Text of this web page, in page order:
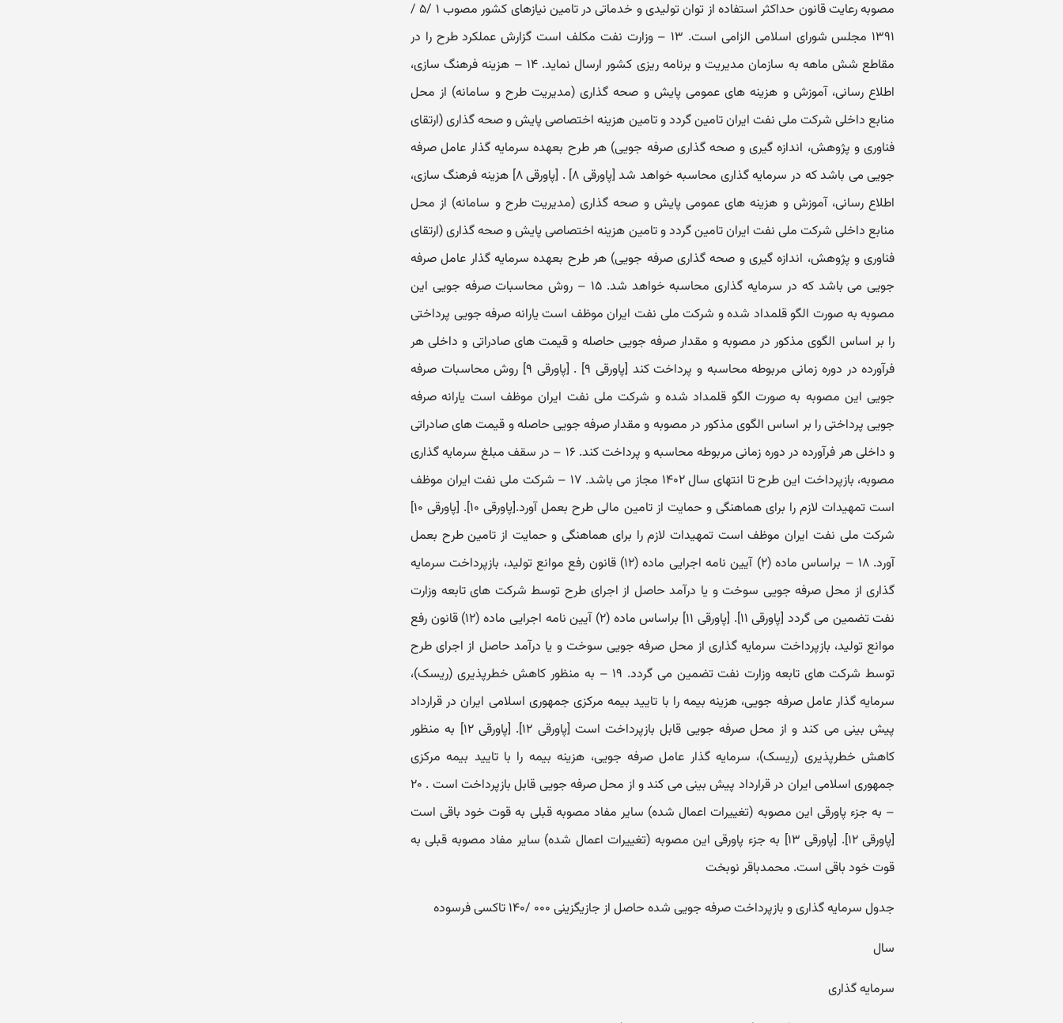
مصوبه رعایت قانون حداکثر استفاده از توان تولیدی و خدماتی در تامین نیازهای کشور مصوب ۱ /۵ /
۱۳۹۱ مجلس شورای اسلامی الزامی است. ۱۳ – وزارت نفت مکلف است گزارش عملکرد طرح را در
مقاطع شش ماهه به سازمان مدیریت و برنامه ریزی کشور ارسال نماید. ۱۴ – هزینه فرهنگ سازی،
اطلاع رسانی، آموزش و هزینه های عمومی پایش و صحه گذاری (مدیریت طرح و سامانه) از محل
منابع داخلی شرکت ملی نفت ایران تامین گردد و تامین هزینه اختصاصی پایش و صحه گذاری (ارتقای
فناوری و پژوهش، اندازه گیری و صحه گذاری صرفه جویی) هر طرح بعهده سرمایه گذار عامل صرفه
جویی می باشد که در سرمایه گذاری محاسبه خواهد شد [پاورقی ۸] . [پاورقی ۸] هزینه فرهنگ سازی،
اطلاع رسانی، آموزش و هزینه های عمومی پایش و صحه گذاری (مدیریت طرح و سامانه) از محل
منابع داخلی شرکت ملی نفت ایران تامین گردد و تامین هزینه اختصاصی پایش و صحه گذاری (ارتقای
فناوری و پژوهش، اندازه گیری و صحه گذاری صرفه جویی) هر طرح بعهده سرمایه گذار عامل صرفه
جویی می باشد که در سرمایه گذاری محاسبه خواهد شد. ۱۵ – روش محاسبات صرفه جویی این
مصوبه به صورت الگو قلمداد شده و شرکت ملی نفت ایران موظف است یارانه صرفه جویی پرداختی
را بر اساس الگوی مذکور در مصوبه و مقدار صرفه جویی حاصله و قیمت های صادراتی و داخلی هر
فرآورده در دوره زمانی مربوطه محاسبه و پرداخت کند [پاورقی ۹] . [پاورقی ۹] روش محاسبات صرفه
جویی این مصوبه به صورت الگو قلمداد شده و شرکت ملی نفت ایران موظف است یارانه صرفه
جویی پرداختی را بر اساس الگوی مذکور در مصوبه و مقدار صرفه جویی حاصله و قیمت های صادراتی
و داخلی هر فرآورده در دوره زمانی مربوطه محاسبه و پرداخت کند. ۱۶ – در سقف مبلغ سرمایه گذاری
مصوبه، بازپرداخت این طرح تا انتهای سال ۱۴۰۲ مجاز می باشد. ۱۷ – شرکت ملی نفت ایران موظف
است تمهیدات لازم را برای هماهنگی و حمایت از تامین مالی طرح بعمل آورد.[پاورقی ۱۰]. [پاورقی ۱۰]
شرکت ملی نفت ایران موظف است تمهیدات لازم را برای هماهنگی و حمایت از تامین طرح بعمل
آورد. ۱۸ – براساس ماده (۲) آیین نامه اجرایی ماده (۱۲) قانون رفع موانع تولید، بازپرداخت سرمایه
گذاری از محل صرفه جویی سوخت و یا درآمد حاصل از اجرای طرح توسط شرکت های تابعه وزارت
نفت تضمین می گردد [پاورقی ۱۱]. [پاورقی ۱۱] براساس ماده (۲) آیین نامه اجرایی ماده (۱۲) قانون رفع
موانع تولید، بازپرداخت سرمایه گذاری از محل صرفه جویی سوخت و یا درآمد حاصل از اجرای طرح
توسط شرکت های تابعه وزارت نفت تضمین می گردد. ۱۹ – به منظور کاهش خطرپذیری (ریسک)،
سرمایه گذار عامل صرفه جویی، هزینه بیمه را با تایید بیمه مرکزی جمهوری اسلامی ایران در قرارداد
پیش بینی می کند و از محل صرفه جویی قابل بازپرداخت است [پاورقی ۱۲]. [پاورقی ۱۲] به منظور
کاهش خطرپذیری (ریسک)، سرمایه گذار عامل صرفه جویی، هزینه بیمه را با تایید بیمه مرکزی
جمهوری اسلامی ایران در قرارداد پیش بینی می کند و از محل صرفه جویی قابل بازپرداخت است . ۲۰
– به جزء پاورقی این مصوبه (تغییرات اعمال شده) سایر مفاد مصوبه قبلی به قوت خود باقی است
[پاورقی ۱۲]. [پاورقی ۱۳] به جزء پاورقی این مصوبه (تغییرات اعمال شده) سایر مفاد مصوبه قبلی به
قوت خود باقی است. محمدباقر نوبخت
جدول سرمایه گذاری و بازپرداخت صرفه جویی شده حاصل از جازیگزینی ۰۰۰ /۱۴۰ تاکسی فرسوده
سال
سرمایه گذاری